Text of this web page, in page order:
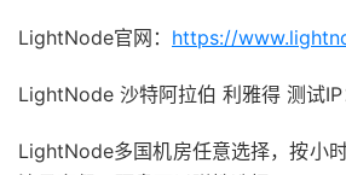
LightNode官网： https://
LightNode 沙特阿拉伯 利雅得 测试IP
LightNode多国机房任意选择，按小